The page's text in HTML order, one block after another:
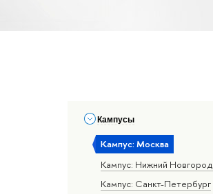
Кампусы
Кампус: Москва
Кампус: Нижний Новгород
Кампус: Санкт-Петербург